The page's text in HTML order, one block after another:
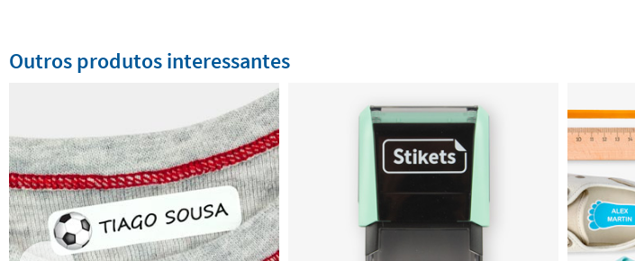
Outros produtos interessantes